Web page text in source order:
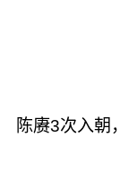
陈赓3次入朝